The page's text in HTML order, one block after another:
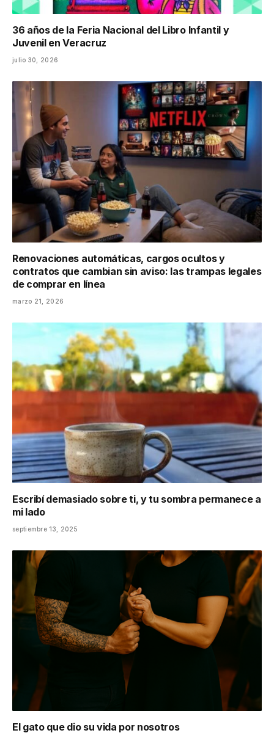
36 años de la Feria Nacional del Libro Infantil y
Juvenil en Veracruz
julio 30, 2026
Renovaciones automáticas, cargos ocultos y
contratos que cambian sin aviso: las trampas legales
de comprar en línea
marzo 21, 2026
Escribí demasiado sobre ti, y tu sombra permanece a
mi lado
septiembre 13, 2025
El gato que dio su vida por nosotros